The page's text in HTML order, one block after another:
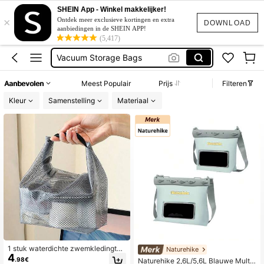
DOWNLOAD
×
SHEIN App - Winkel makkelijker!
Ontdek meer exclusieve kortingen en extra
aanbiedingen in de SHEIN APP!
(5,417)
Zwemen Tas
Boodschappen Trolly
Bottle Holder Bag
Vacuum Storage Bags
Boodschappen Trolly
Aanbevolen Meest Populair Prijs
Filteren
Kleur
Samenstelling Materiaal
1 stuk waterdichte zwemkledingtas
met handvat en rits, Oxford-stof, dro
4.98€
Naturehike
Naturehike 2,6L/5,6L Blauwe Multif